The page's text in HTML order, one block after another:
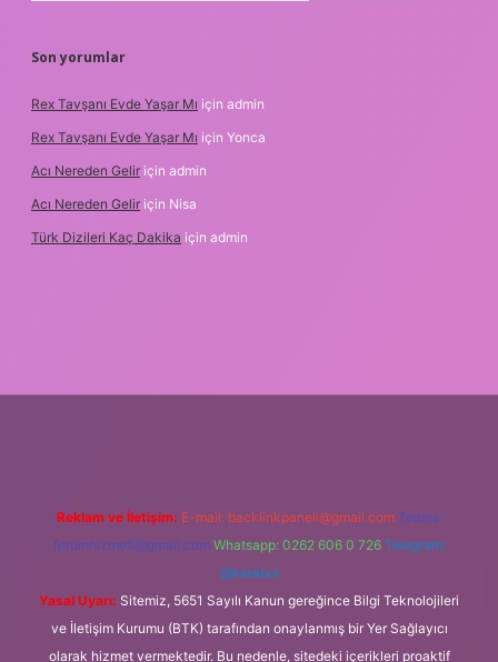
Son yorumlar
Rex Tavşanı Evde Yaşar Mı için admin
Rex Tavşanı Evde Yaşar Mı için Yonca
Acı Nereden Gelir için admin
Acı Nereden Gelir için Nisa
Türk Dizileri Kaç Dakika için admin
Reklam ve İletişim: E-mail: backlinkpaneli@gmail.com Teams:
forumhizmeti@gmail.com Whatsapp: 0262 606 0 726 Telegram:
@karabul
Yasal Uyarı: Sitemiz, 5651 Sayılı Kanun gereğince Bilgi Teknolojileri
ve İletişim Kurumu (BTK) tarafından onaylanmış bir Yer Sağlayıcı
olarak hizmet vermektedir. Bu nedenle, sitedeki içerikleri proaktif